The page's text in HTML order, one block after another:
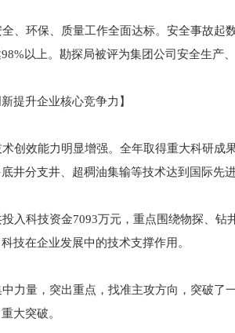
、环保、质量工作全面达标。安全事故起
以上。勘探局被评为集团公司安全生产
新提升企业核心竞争力】
创效能力明显增强。全年取得重大科研成
井分支井、超稠油集输等技术达到国际先
入科技资金7093万元，重点围绕物探、钻
技在企业发展中的技术支撑作用。
力量，突出重点，找准主攻方向，突破了
大突破。